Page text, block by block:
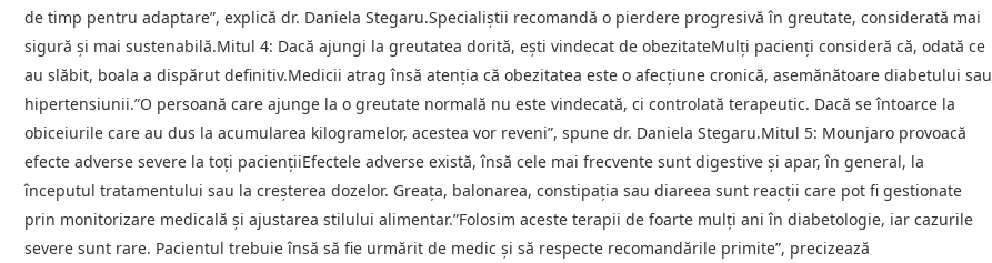
de timp pentru adaptare”, explică dr. Daniela Stegaru.Specialiștii recomandă o pierdere progresivă în greutate, considerată mai
sigură și mai sustenabilă.Mitul 4: Dacă ajungi la greutatea dorită, ești vindecat de obezitateMulți pacienți consideră că, odată ce
au slăbit, boala a dispărut definitiv.Medicii atrag însă atenția că obezitatea este o afecțiune cronică, asemănătoare diabetului sau
hipertensiunii.”O persoană care ajunge la o greutate normală nu este vindecată, ci controlată terapeutic. Dacă se întoarce la
obiceiurile care au dus la acumularea kilogramelor, acestea vor reveni”, spune dr. Daniela Stegaru.Mitul 5: Mounjaro provoacă
efecte adverse severe la toți paciențiiEfectele adverse există, însă cele mai frecvente sunt digestive și apar, în general, la
începutul tratamentului sau la creșterea dozelor. Greața, balonarea, constipația sau diareea sunt reacții care pot fi gestionate
prin monitorizare medicală și ajustarea stilului alimentar.”Folosim aceste terapii de foarte mulți ani în diabetologie, iar cazurile
severe sunt rare. Pacientul trebuie însă să fie urmărit de medic și să respecte recomandările primite”, precizează